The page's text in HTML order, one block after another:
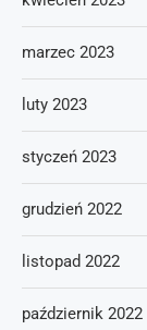
marzec 2023
luty 2023
styczeń 2023
grudzień 2022
listopad 2022
październik 2022